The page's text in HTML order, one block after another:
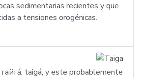
sedimentarias recientes y que
a tensiones orogénicas.
taigá, y este probablemente